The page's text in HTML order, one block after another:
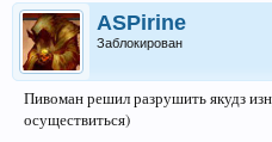
ASPirine
Заблокирован
Пивоман решил разрушить якудз
осуществиться)